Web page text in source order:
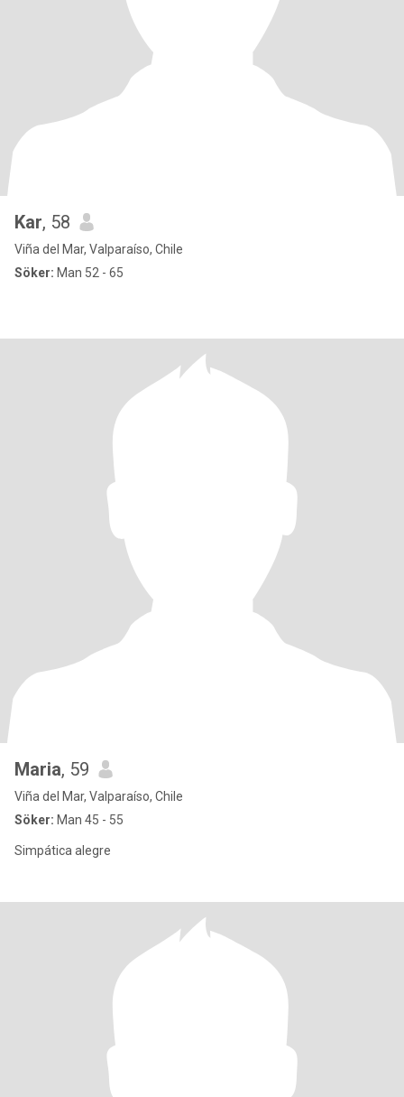
Kar, 58
Viña del Mar, Valparaíso, Chile
Söker: Man 52 - 65
Maria, 59
Viña del Mar, Valparaíso, Chile
Söker: Man 45 - 55
Simpática alegre